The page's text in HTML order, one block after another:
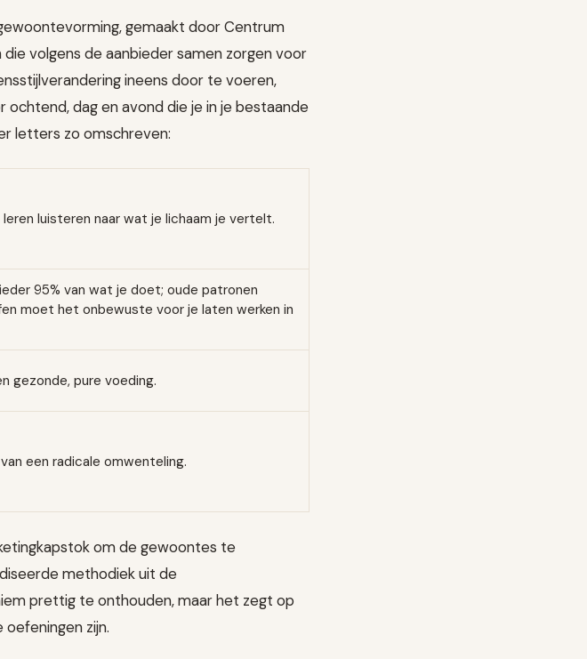
gemaakt door Centrum
volgens de aanbieder samen zorgen voor
ineens door te voeren,
dag en avond die je in je bestaande
letters zo omschreven:
luisteren naar wat je lichaam je vertelt.
95% van wat je doet; oude patronen
moet het onbewuste voor je laten werken in
gezonde, pure voeding.
een radicale omwenteling.
om de gewoontes te
methodiek uit de
prettig te onthouden, maar het zegt op
zijn.